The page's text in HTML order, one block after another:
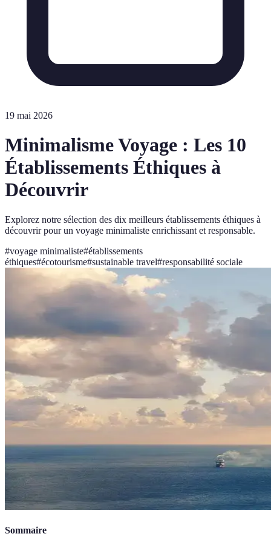
19 mai 2026
Minimalisme Voyage : Les 10
Établissements Éthiques à
Découvrir
Explorez notre sélection des dix meilleurs établissements éthiques à
découvrir pour un voyage minimaliste enrichissant et responsable.
#voyage minimaliste#établissements
éthiques#écotourisme#sustainable travel#responsabilité sociale
Sommaire